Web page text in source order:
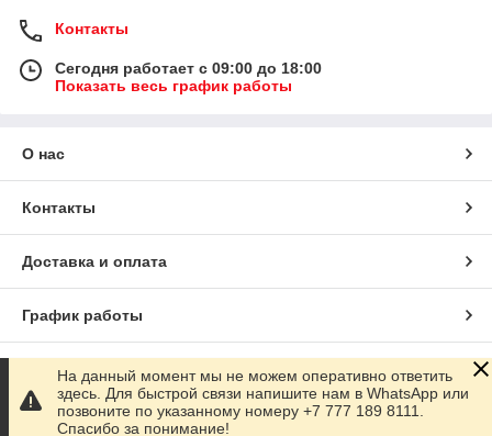
Контакты
Сегодня работает с 09:00 до 18:00
Показать весь график работы
О нас
Контакты
Доставка и оплата
График работы
Полная версия сайта
Сайт создан на маркетплейсе Satu.kz
На данный момент мы не можем оперативно ответить
здесь. Для быстрой связи напишите нам в WhatsApp или
позвоните по указанному номеру +7 777 189 8111.
Спасибо за понимание!